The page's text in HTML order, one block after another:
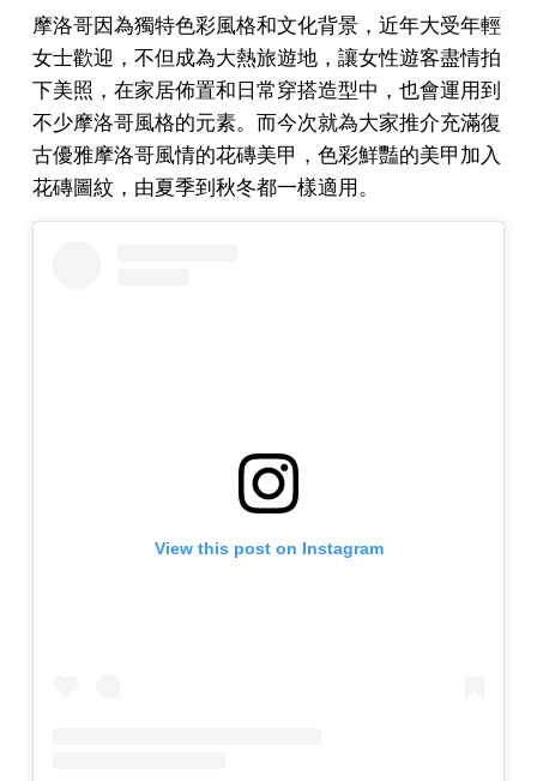
摩洛哥因為獨特色彩風格和文化背景，近年大受年輕
女士歡迎，不但成為大熱旅遊地，讓女性遊客盡情拍
下美照，在家居佈置和日常穿搭造型中，也會運用到
不少摩洛哥風格的元素。而今次就為大家推介充滿復
古優雅摩洛哥風情的花磚美甲，色彩鮮豔的美甲加入
花磚圖紋，由夏季到秋冬都一樣適用。
View this post on Instagram